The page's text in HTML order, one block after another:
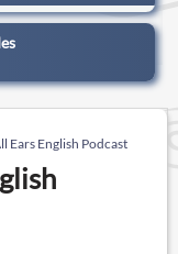
Ears English Podcast